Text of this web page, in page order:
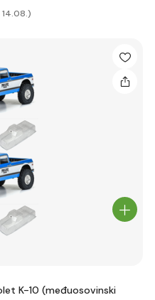
14.08.)
K-10 (međuosovinski